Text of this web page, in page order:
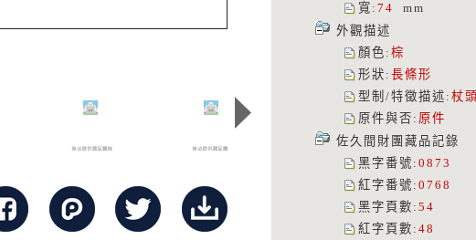
寬 : 74
mm
外觀描述
顏色 : 棕
形狀 : 長條形
型制/特徵描述 : 杖
原件與否 : 原件
佐久間財團藏品記錄
黑字番號 : 0873
紅字番號 : 0768
黑字頁數 : 54
紅字頁數 : 48